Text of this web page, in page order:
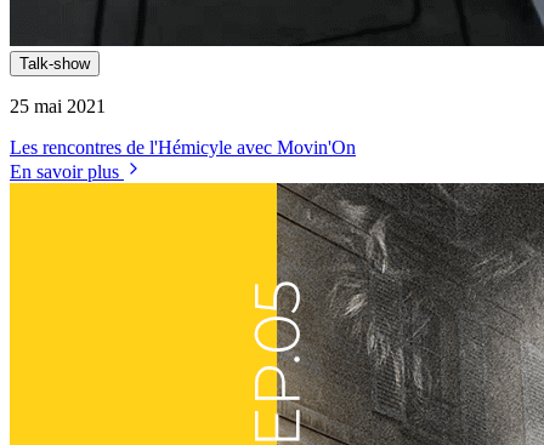
Talk-show
25 mai 2021
Les rencontres de l'Hémicyle avec Movin'On
En savoir plus